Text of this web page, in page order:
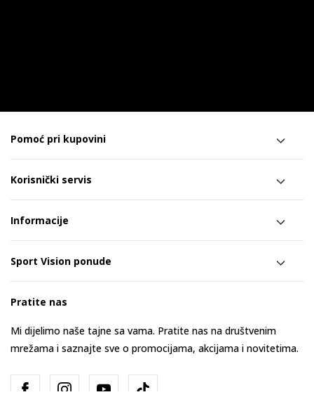
Pomoć pri kupovini
Korisnički servis
Informacije
Sport Vision ponude
Pratite nas
Mi dijelimo naše tajne sa vama. Pratite nas na društvenim
mrežama i saznajte sve o promocijama, akcijama i novitetima.